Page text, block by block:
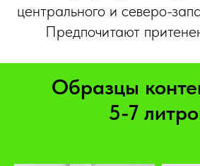
центрального и северо-
Предпочитают
Образцы
5-7